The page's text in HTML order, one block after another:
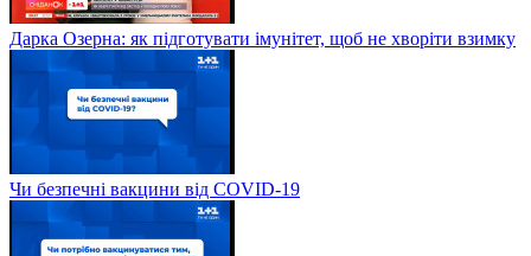
Дарка Озерна: як підготувати імунітет, щоб не хворіти взимку
Чи безпечні вакцини від COVID-19